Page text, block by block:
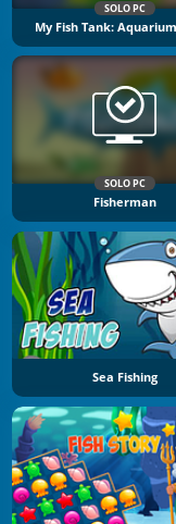
SOLO PC
My Fish Tank:
SOLO PC
Fisherman
Sea Fishing